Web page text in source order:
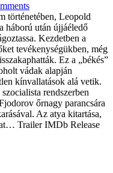
történetében, Leopold
háború után újjáéledő
Kezdetben a
tevékenységükben, még
Ez a „békés”
vádak alapján
kínvallatások alá vetik.
rendszerben
őrnagy parancsára
Az atya kitartása,
Trailer IMDb Release